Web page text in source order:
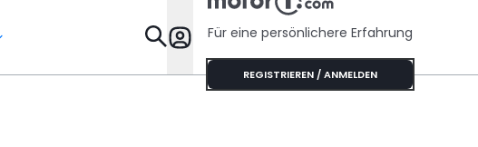
Specials
Für eine persönlichere Erfahrung
REGISTRIEREN / ANMELDEN